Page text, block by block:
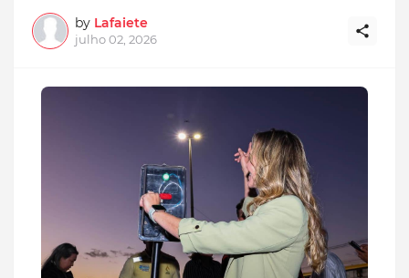
by Lafaiete
julho 02, 2026